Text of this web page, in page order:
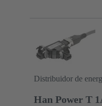
Distribuidor de
Han Power T